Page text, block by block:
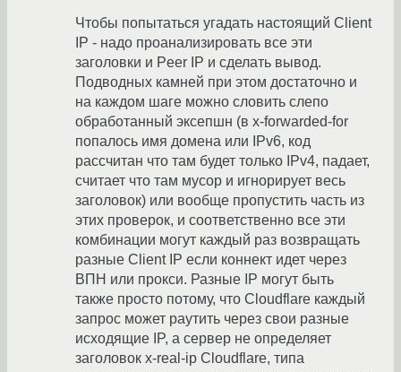
Чтобы попытаться угадать настоящий Client
IP - надо проанализировать все эти
заголовки и Peer IP и сделать вывод.
Подводных камней при этом достаточно и
на каждом шаге можно словить слепо
обработанный эксепшн (в x-forwarded-for
попалось имя домена или IPv6, код
рассчитан что там будет только IPv4, падает,
считает что там мусор и игнорирует весь
заголовок) или вообще пропустить часть из
этих проверок, и соответственно все эти
комбинации могут каждый раз возвращать
разные Client IP если коннект идет через
ВПН или прокси. Разные IP могут быть
также просто потому, что Cloudflare каждый
запрос может раутить через свои разные
исходящие IP, а сервер не определяет
заголовок x-real-ip Cloudflare, типа